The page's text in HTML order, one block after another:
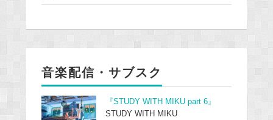
音楽配信・サブスク
『STUDY WITH MIKU part 6』
STUDY WITH MIKU